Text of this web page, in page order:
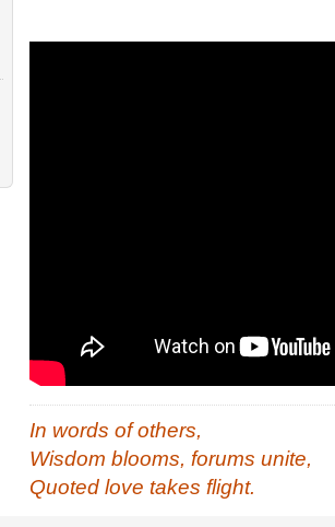
In words of others,
Wisdom blooms, forums unite,
Quoted love takes flight.